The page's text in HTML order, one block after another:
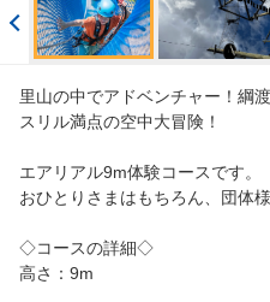
里山の中でアドベンチャー！綱
スリル満点の空中大冒険！
エアリアル9m体験コースです。
おひとりさまはもちろん、団体
◇コースの詳細◇
高さ：9m